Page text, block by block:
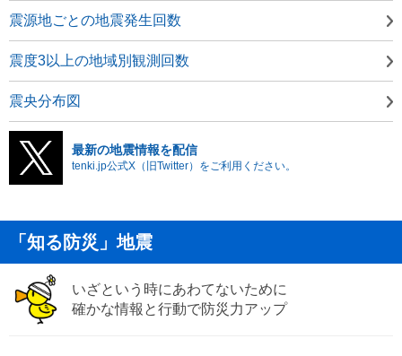
震源地ごとの地震発生回数
震度3以上の地域別観測回数
震央分布図
最新の地震情報を配信
tenki.jp公式X（旧Twitter）をご利用ください。
「知る防災」地震
いざという時にあわてないために
確かな情報と行動で防災力アップ